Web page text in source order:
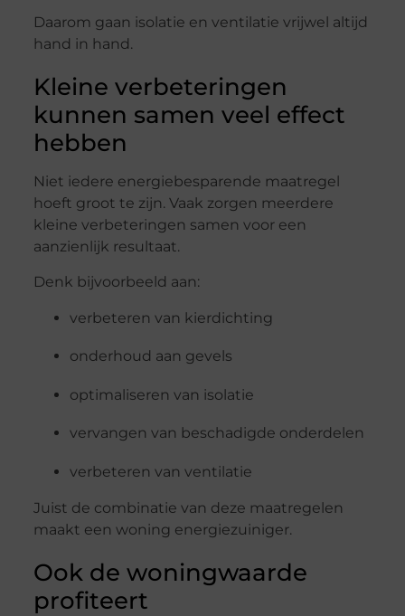
Daarom gaan isolatie en ventilatie vrijwel altijd
hand in hand.
Kleine verbeteringen
kunnen samen veel effect
hebben
Niet iedere energiebesparende maatregel
hoeft groot te zijn. Vaak zorgen meerdere
kleine verbeteringen samen voor een
aanzienlijk resultaat.
Denk bijvoorbeeld aan:
verbeteren van kierdichting
onderhoud aan gevels
optimaliseren van isolatie
vervangen van beschadigde onderdelen
verbeteren van ventilatie
Juist de combinatie van deze maatregelen
maakt een woning energiezuiniger.
Ook de woningwaarde
profiteert